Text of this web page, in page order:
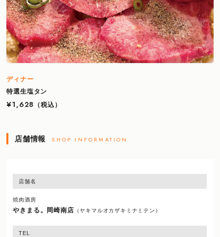
ディナー
特選生塩タン
¥1,628
（税込）
店舗情報 SHOP INFORMATION
店舗名
焼肉酒房
やきまる。岡崎南店 （ヤキマルオカザキミナミテン）
TEL